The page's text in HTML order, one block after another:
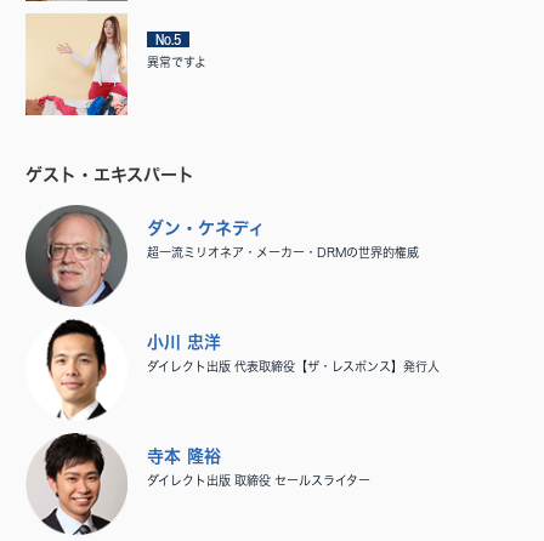
No.5
異常ですよ
ゲスト・エキスパート
ダン・ケネディ
超一流ミリオネア・メーカー・DRMの世界的権威
小川 忠洋
ダイレクト出版 代表取締役【ザ・レスポンス】発行人
寺本 隆裕
ダイレクト出版 取締役 セールスライター